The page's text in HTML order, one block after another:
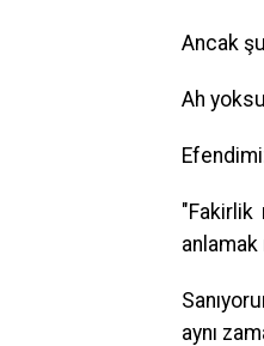
Ancak
Ah
"Fakirlik
aynı